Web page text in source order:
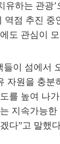
유하는 관광’
역점 추진 중
도 관심이
들이 섬에서
자원을 충분
를 높여 나
지속가능한
다”고 말했